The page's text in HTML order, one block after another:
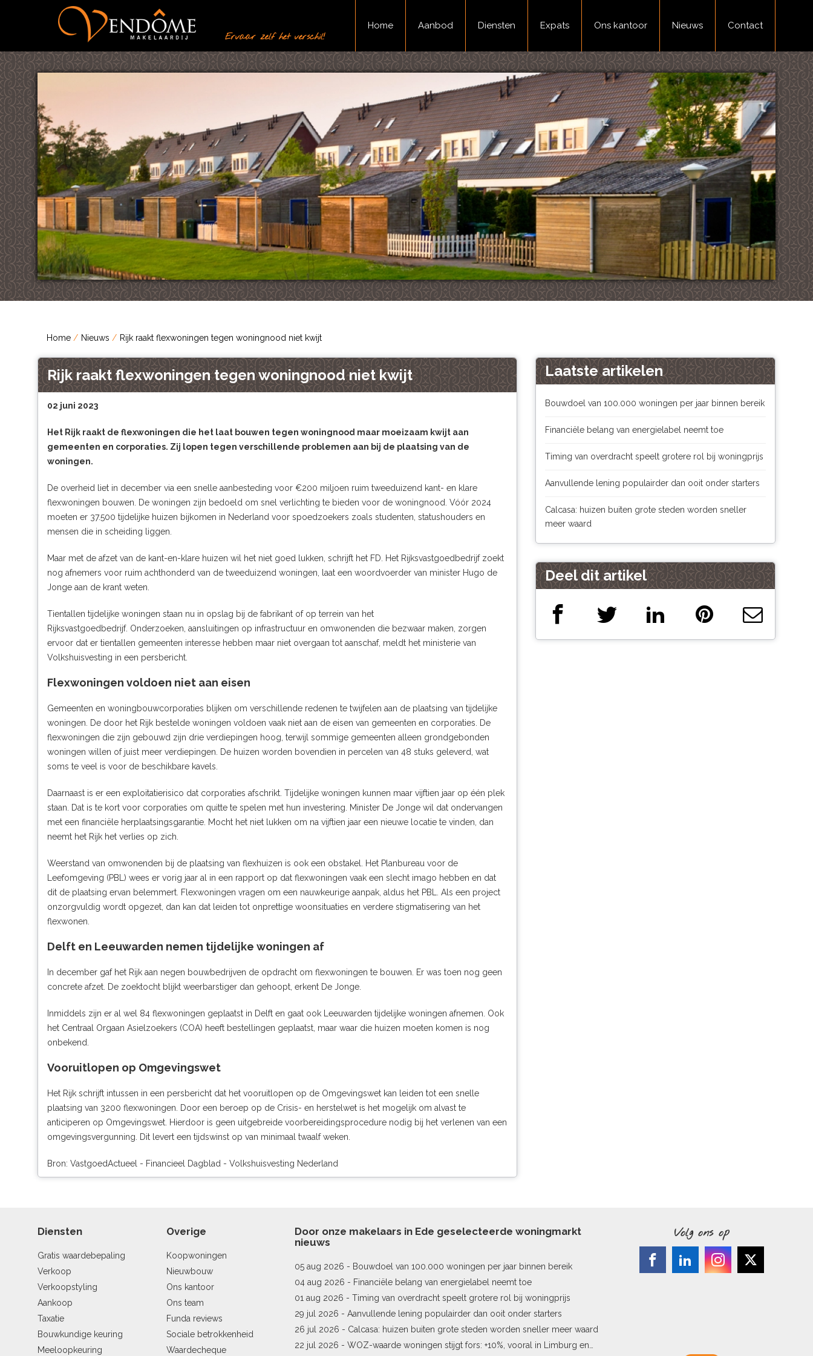
Ervaar zelf het verschil!
Home Aanbod Diensten Expats Ons kantoor Nieuws Contact
Home Nieuws Rijk raakt flexwoningen tegen woningnood niet kwijt
Rijk raakt flexwoningen tegen woningnood niet kwijt
02 juni 2023
Het Rijk raakt de flexwoningen die het laat bouwen tegen woningnood maar moeizaam kwijt aan
gemeenten en corporaties. Zij lopen tegen verschillende problemen aan bij de plaatsing van de
woningen.
De overheid liet in december via een snelle aanbesteding voor €200 miljoen ruim tweeduizend kant- en klare
flexwoningen bouwen. De woningen zijn bedoeld om snel verlichting te bieden voor de woningnood. Vóór 2024
moeten er 37.500 tijdelijke huizen bijkomen in Nederland voor spoedzoekers zoals studenten, statushouders en
mensen die in scheiding liggen.
Maar met de afzet van de kant-en-klare huizen wil het niet goed lukken, schrijft het FD . Het Rijksvastgoedbedrijf zoekt
nog afnemers voor ruim achthonderd van de tweeduizend woningen, laat een woordvoerder van minister Hugo de
Jonge aan de krant weten.
Tientallen tijdelijke woningen staan nu in opslag bij de fabrikant of op terrein van het
Rijksvastgoedbedrijf. Onderzoeken, aansluitingen op infrastructuur en omwonenden die bezwaar maken, zorgen
ervoor dat er tientallen gemeenten interesse hebben maar niet overgaan tot aanschaf, meldt het ministerie van
Volkshuisvesting in een persbericht
Flexwoningen voldoen niet aan eisen
Gemeenten en woningbouwcorporaties blijken om verschillende redenen te twijfelen aan de plaatsing van tijdelijke
woningen. De door het Rijk bestelde woningen voldoen vaak niet aan de eisen van gemeenten en corporaties. De
flexwoningen die zijn gebouwd zijn drie verdiepingen hoog, terwijl sommige gemeenten alleen grondgebonden
woningen willen of juist meer verdiepingen. De huizen worden bovendien in percelen van 48 stuks geleverd, wat
soms te veel is voor de beschikbare kavels.
Daarnaast is er een exploitatierisico dat corporaties afschrikt. Tijdelijke woningen kunnen maar vijftien jaar op één plek
staan. Dat is te kort voor corporaties om quitte te spelen met hun investering. Minister De Jonge wil dat ondervangen
met een financiële herplaatsingsgarantie. Mocht het niet lukken om na vijftien jaar een nieuwe locatie te vinden, dan
neemt het Rijk het verlies op zich.
Weerstand van omwonenden bij de plaatsing van flexhuizen is ook een obstakel. Het Planbureau voor de
Leefomgeving (PBL) wees er vorig jaar al in een rapport op dat flexwoningen vaak een slecht imago hebben en dat
dit de plaatsing ervan belemmert. Flexwoningen vragen om een nauwkeurige aanpak, aldus het PBL. Als een project
onzorgvuldig wordt opgezet, dan kan dat leiden tot onprettige woonsituaties en verdere stigmatisering van het
flexwonen.
Delft en Leeuwarden nemen tijdelijke woningen af
In december gaf het Rijk aan negen bouwbedrijven de opdracht om flexwoningen te bouwen. Er was toen nog geen
concrete afzet. De zoektocht blijkt weerbarstiger dan gehoopt, erkent De Jonge.
Inmiddels zijn er al wel 84 flexwoningen geplaatst in Delft en gaat ook Leeuwarden tijdelijke woningen afnemen. Ook
het Centraal Orgaan Asielzoekers (COA) heeft bestellingen geplaatst, maar waar die huizen moeten komen is nog
onbekend.
Vooruitlopen op Omgevingswet
Het Rijk schrijft intussen in een persbericht dat het vooruitlopen op de Omgevingswet kan leiden tot een snelle
plaatsing van 3200 flexwoningen. Door een beroep op de Crisis- en herstelwet is het mogelijk om alvast te
anticiperen op Omgevingswet. Hierdoor is geen uitgebreide voorbereidingsprocedure nodig bij het verlenen van een
omgevingsvergunning. Dit levert een tijdswinst op van minimaal twaalf weken.
Bron: VastgoedActueel - Financieel Dagblad - Volkshuisvesting Nederland
Laatste artikelen
Bouwdoel van 100.000 woningen per jaar binnen bereik
Financiële belang van energielabel neemt toe
Timing van overdracht speelt grotere rol bij woningprijs
Aanvullende lening populairder dan ooit onder starters
Calcasa: huizen buiten grote steden worden sneller
meer waard
Deel dit artikel
Diensten
Gratis waardebepaling
Verkoop
Verkoopstyling
Aankoop
Taxatie
Bouwkundige keuring
Meeloopkeuring
Overige
Koopwoningen
Nieuwbouw
Ons kantoor
Ons team
Funda reviews
Sociale betrokkenheid
Waardecheque
Door onze makelaars in Ede geselecteerde woningmarkt
nieuws
05 aug 2026 - Bouwdoel van 100.000 woningen per jaar binnen bereik
04 aug 2026 - Financiële belang van energielabel neemt toe
01 aug 2026 - Timing van overdracht speelt grotere rol bij woningprijs
29 jul 2026 - Aanvullende lening populairder dan ooit onder starters
26 jul 2026 - Calcasa: huizen buiten grote steden worden sneller meer waard
22 jul 2026 - WOZ-waarde woningen stijgt fors: +10%, vooral in Limburg en
Volg ons op